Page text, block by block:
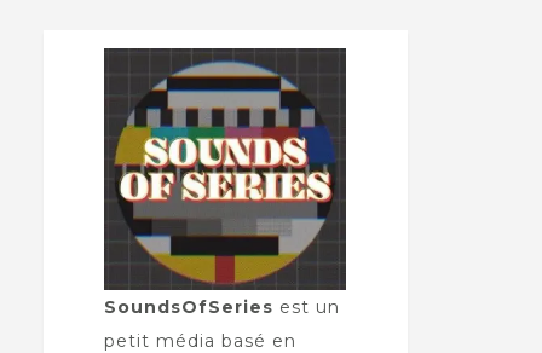
SoundsOfSeries est un
petit média basé en